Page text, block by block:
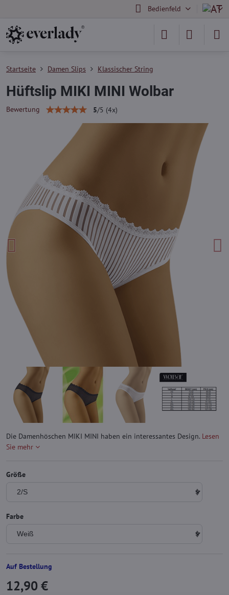
Bedienfeld
Startseite Damen Slips Klassischer String
Hüftslip MIKI MINI Wolbar
Bewertung 5/5 (4x)
Die Damenhöschen MIKI MINI haben ein interessantes Design. Lesen
Sie mehr
Größe
Farbe
Auf Bestellung
12,90 €